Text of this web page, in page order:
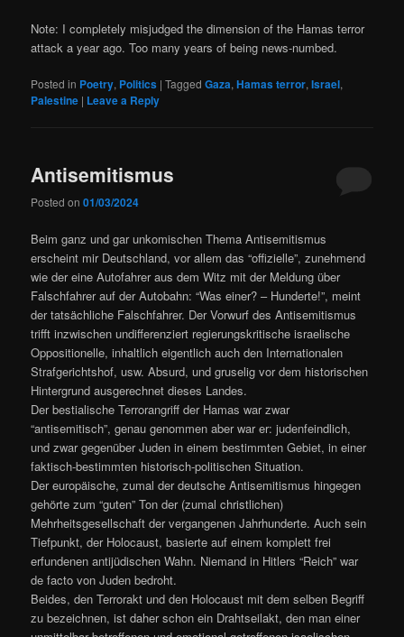
Note: I completely misjudged the dimension of the Hamas terror
attack a year ago. Too many years of being news-numbed.
Posted in Poetry, Politics |Tagged Gaza,Hamas terror,Israel,
Palestine | Leave a Reply
Antisemitismus
Posted on01/03/2024
Beim ganz und gar unkomischen Thema Antisemitismus
erscheint mir Deutschland, vor allem das “offizielle”, zunehmend
wie der eine Autofahrer aus dem Witz mit der Meldung über
Falschfahrer auf der Autobahn: “Was einer? – Hunderte!”, meint
der tatsächliche Falschfahrer. Der Vorwurf des Antisemitismus
trifft inzwischen undifferenziert regierungskritische israelische
Oppositionelle, inhaltlich eigentlich auch den Internationalen
Strafgerichtshof, usw. Absurd, und gruselig vor dem historischen
Hintergrund ausgerechnet dieses Landes.
Der bestialische Terrorangriff der Hamas war zwar
“antisemitisch”, genau genommen aber war er: judenfeindlich,
und zwar gegenüber Juden in einem bestimmten Gebiet, in einer
faktisch-bestimmten historisch-politischen Situation.
Der europäische, zumal der deutsche Antisemitismus hingegen
gehörte zum “guten” Ton der (zumal christlichen)
Mehrheitsgesellschaft der vergangenen Jahrhunderte. Auch sein
Tiefpunkt, der Holocaust, basierte auf einem komplett frei
erfundenen antijüdischen Wahn. Niemand in Hitlers “Reich” war
de facto von Juden bedroht.
Beides, den Terrorakt und den Holocaust mit dem selben Begriff
zu bezeichnen, ist daher schon ein Drahtseilakt, den man einer